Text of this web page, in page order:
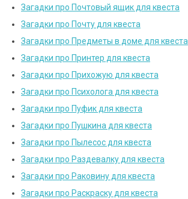
Загадки про Почтовый ящик для квеста
Загадки про Почту для квеста
Загадки про Предметы в доме для квеста
Загадки про Принтер для квеста
Загадки про Прихожую для квеста
Загадки про Психолога для квеста
Загадки про Пуфик для квеста
Загадки про Пушкина для квеста
Загадки про Пылесос для квеста
Загадки про Раздевалку для квеста
Загадки про Раковину для квеста
Загадки про Раскраску для квеста